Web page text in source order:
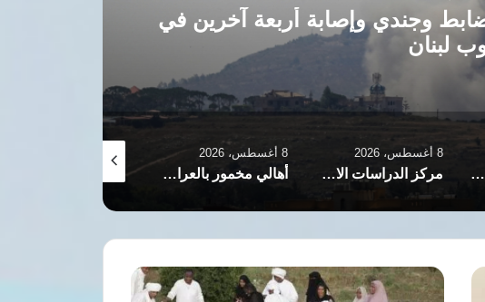
وجندي وإصابة أربعة آخرين في
لبنان
أزمة تراجع التمويل الإنساني تلتهم طموحات وحقوق النساء في اليمن
8 أغسطس، 2026
مركز الدراسات الاستراتيجية لدعم المرأة والطفل باليمن يناقش حماية الناشطات والحقوقيات بتعز
8 أغسطس، 2026
أهالي مخمور بالعراق يحيون الذكرى الثانية عشرة لاستشهاد الصحفية دنيز فرات ودور الإعلام ضد داعش
دعوة
لتدخل